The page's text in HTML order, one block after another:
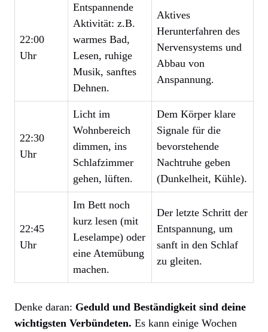
22:00
Uhr
Entspannende
Aktivität: z.B.
warmes Bad,
Lesen, ruhige
Musik, sanftes
Dehnen.
Aktives
Herunterfahren des
Nervensystems und
Abbau von
Anspannung.
22:30
Uhr
Licht im
Wohnbereich
dimmen, ins
Schlafzimmer
gehen, lüften.
Dem Körper klare
Signale für die
bevorstehende
Nachtruhe geben
(Dunkelheit, Kühle).
22:45
Uhr
Im Bett noch
kurz lesen (mit
Leselampe) oder
eine Atemübung
machen.
Der letzte Schritt der
Entspannung, um
sanft in den Schlaf
zu gleiten.
Denke daran: Geduld und Beständigkeit sind deine
wichtigsten Verbündeten. Es kann einige Wochen